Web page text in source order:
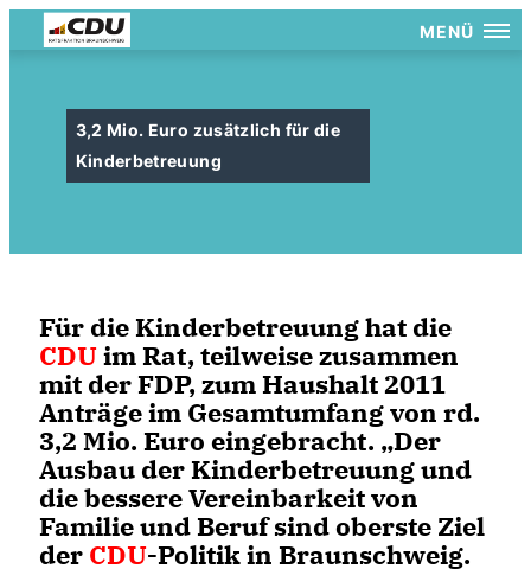
MENÜ
3,2 Mio. Euro zusätzlich für die
Kinderbetreuung
Für die Kinderbetreuung hat die
CDUim Rat, teilweise zusammen
mit der FDP, zum Haushalt 2011
Anträge im Gesamtumfang von rd.
3,2 Mio. Euro eingebracht. „Der
Ausbau der Kinderbetreuung und
die bessere Vereinbarkeit von
Familie und Beruf sind oberste Ziel
der CDU-Politik in Braunschweig.